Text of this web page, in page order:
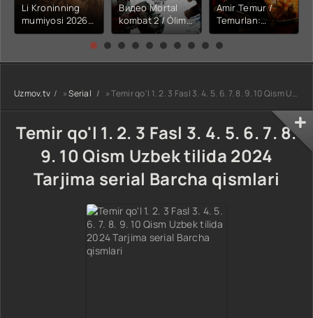
Li Kroninning
mumiyosi 2026
(uzbek tilida
kino) tarjima HD
Видео Mortal
kombat 2 / Ólim
jangi 2 (2026)
Uzbek tilida
Amir Temur /
Temurlan:
Fathchining
yuksalishi
tarjima kino Full
HD tas-ix
Uzmov.tv »Serial » Temir qo'l 1. 2. 3 Fasl 3. 4. 5. 6. 7. 8. 9. 10 Qism Uzbek tilida 2024 Tarjima serial Barcha qismlari
Temir qo'l 1. 2. 3 Fasl 3. 4. 5. 6. 7. 8.
9. 10 Qism Uzbek tilida 2024
Tarjima serial Barcha qismlari